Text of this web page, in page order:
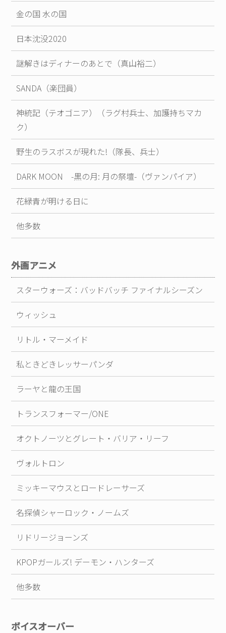
金の国 水の国
日本沈没2020
謎解きはディナーのあとで（真山裕二）
SANDA（楽団員）
神統記（テオゴニア）（ラグ村兵士、加護持ちマカ
ク）
野生のラスボスが現れた!（隊長、兵士）
DARK MOON -黒の月: 月の祭壇-（ヴァンパイア）
花緑青が明ける日に
他多数
外画アニメ
スターウォーズ：バッドバッチ ファイナルシーズン
ウィッシュ
リトル・マーメイド
私ときどきレッサーパンダ
ラーヤと龍の王国
トランスフォーマー/ONE
オクトノーツとグレート・バリア・リーフ
ヴォルトロン
ミッキーマウスとロードレーサーズ
名探偵シャーロック・ノームズ
リドリージョーンズ
KPOPガールズ! デーモン・ハンターズ
他多数
ボイスオーバー